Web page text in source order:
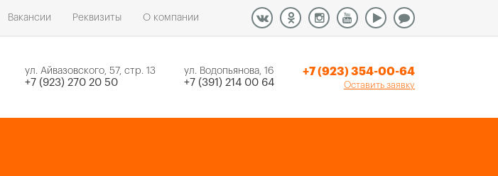
Вакансии Реквизиты О компании
ул. Айвазовского, 57, стр. 13
+7 (923) 270 20 50
ул. Водопьянова, 16
+7 (391) 214 00 64
+7 (923) 354-00-64
Оставить заявку